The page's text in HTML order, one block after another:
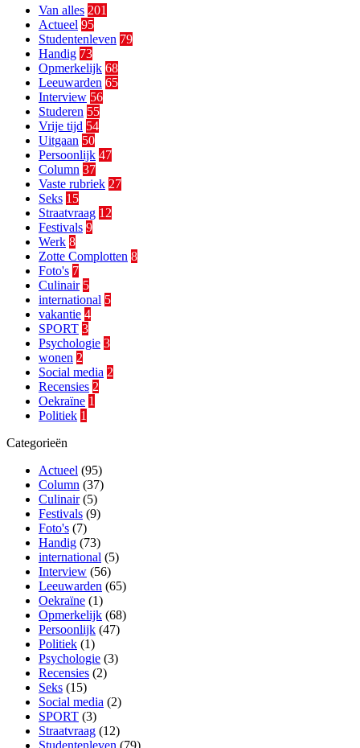
Van alles 201
Actueel 95
Studentenleven 79
Handig 73
Opmerkelijk 68
Leeuwarden 65
Interview 56
Studeren 55
Vrije tijd 54
Uitgaan 50
Persoonlijk 47
Column 37
Vaste rubriek 27
Seks 15
Straatvraag 12
Festivals 9
Werk 8
Zotte Complotten 8
Foto's 7
Culinair 5
international 5
vakantie 4
SPORT 3
Psychologie 3
wonen 2
Social media 2
Recensies 2
Oekraïne 1
Politiek 1
Categorieën
Actueel (95)
Column (37)
Culinair(5)
Festivals (9)
Foto's (7)
Handig (73)
international (5)
Interview (56)
Leeuwarden (65)
Oekraïne (1)
Opmerkelijk (68)
Persoonlijk (47)
Politiek (1)
Psychologie (3)
Recensies (2)
Seks (15)
Social media (2)
SPORT (3)
Straatvraag (12)